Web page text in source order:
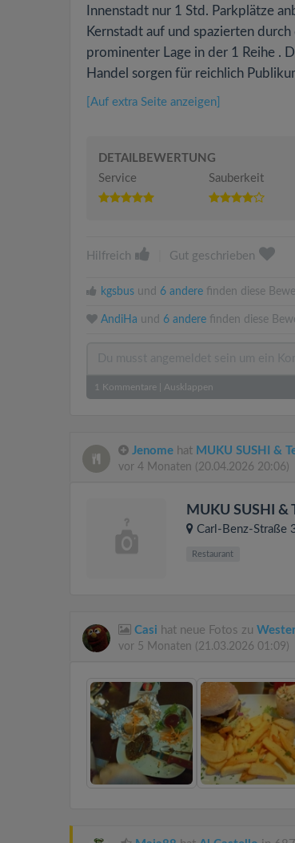
Innenstadt nur 1 Std. Parkplätze
Kernstadt auf und spazierten
prominenter Lage in der 1 Reihe .
Handel sorgen für reichlich
[Auf extra Seite anzeigen]
DETAILBEWERTUNG
Service
Sauberkeit
Hilfreich Gut geschrieben
kgsbus und 6 andere finden diese
AndiHa und 6 andere finden diese
1 Kommentare Ausklappen
Jenome hat MUKU SUSHI &
vor 4 Monaten (20.04.2026 20:06)
MUKU SUSHI &
Carl-Benz-Straße
Restaurant
Casi hat neue Fotos zu
vor 5 Monaten (21.03.2026 01:09)